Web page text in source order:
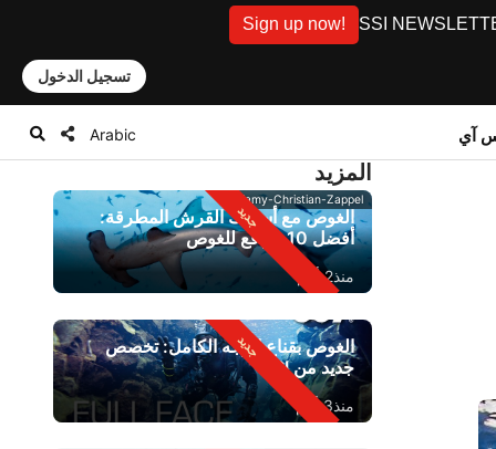
SSI
Sign up now!
تسجيل الدخول
آي Arabic
المزيد
Alamy-Christian-Zappel
الغوص مع أسماك القرش المطرقة:
أفضل 10 مواقع للغوص
منذ2 أيام
الغوص بقناع الوجه الكامل: تخصص
جديد من SSI
منذ3 أيام